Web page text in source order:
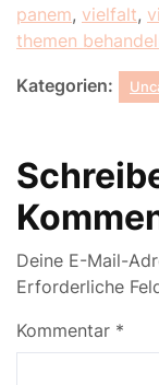
panem, vielfalt,
themen
Kategorien:
Deine E-Mail-
Erforderliche
Kommentar *